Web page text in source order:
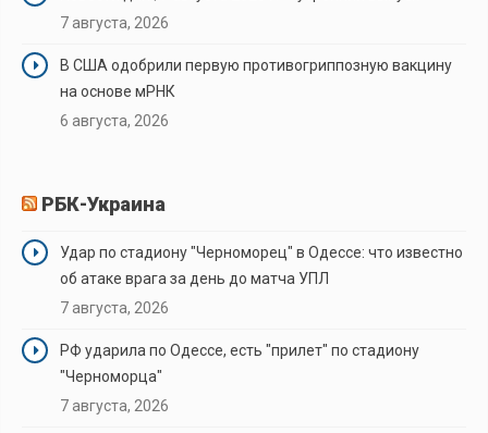
7 августа, 2026
В США одобрили первую противогриппозную вакцину
на основе мРНК
6 августа, 2026
РБК-Украина
Удар по стадиону "Черноморец" в Одессе: что известно
об атаке врага за день до матча УПЛ
7 августа, 2026
РФ ударила по Одессе, есть "прилет" по стадиону
"Черноморца"
7 августа, 2026